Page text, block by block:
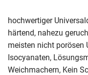
hochwertiger
härtend, nahezu
meisten nicht porösen
Isocyanaten,
Weichmachern, Kein